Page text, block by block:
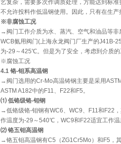
艺复杂，需要多次作调质处理，方能达到标
不允许投料作低温钢使用。因此，只有在生
※非腐蚀工况
→阀门工作介质为水、蒸汽、空气和油品等
WCB氨用阀门(上海永龙阀门厂生产的J41B-
为-29～425℃。但是为了安全，考虑到介质
※腐蚀工况
4.1 铬-钼系高温钢
→阀门选用的Cr-Mo高温铸钢主要是采用
ASTM A182中的F11、F22和F5。
⑴ 低铬级铬-钼钢
→低铬级铬-钼钢有WC6、WC9、F11和F22
作温度为-29～540℃，WC9和F22适宜工作温
⑵ 铬五钼高温钢
→铬五钼高温钢有C5（ZG1Cr5Mo）和F5，